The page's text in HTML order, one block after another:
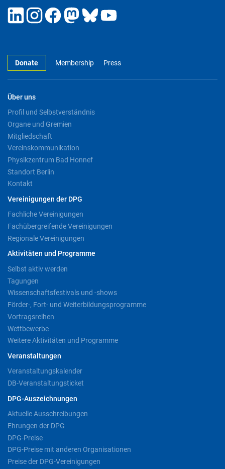
Donate Membership Press
Über uns
Profil und Selbstverständnis
Organe und Gremien
Mitgliedschaft
Vereinskommunikation
Physikzentrum Bad Honnef
Standort Berlin
Kontakt
Vereinigungen der DPG
Fachliche Vereinigungen
Fachübergreifende Vereinigungen
Regionale Vereinigungen
Aktivitäten und Programme
Selbst aktiv werden
Tagungen
Wissenschaftsfestivals und -shows
Förder-, Fort- und Weiterbildungsprogramme
Vortragsreihen
Wettbewerbe
Weitere Aktivitäten und Programme
Veranstaltungen
Veranstaltungskalender
DB-Veranstaltungsticket
DPG-Auszeichnungen
Aktuelle Ausschreibungen
Ehrungen der DPG
DPG-Preise
DPG-Preise mit anderen Organisationen
Preise der DPG-Vereinigungen